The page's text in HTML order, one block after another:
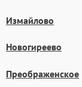
Измайлово
Новогиреево
Преображенское